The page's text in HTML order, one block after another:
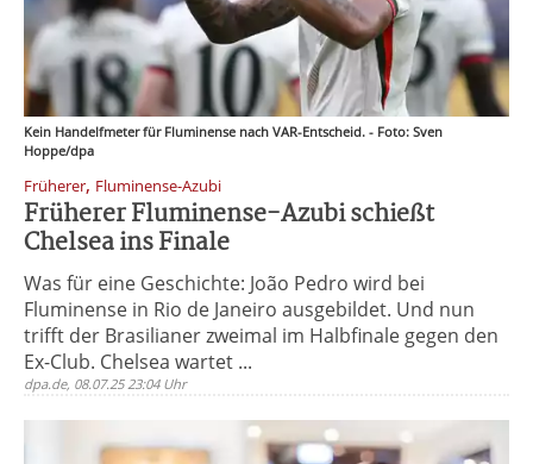
Kein Handelfmeter für Fluminense nach VAR-Entscheid. - Foto: Sven
Hoppe/dpa
Früherer, Fluminense-Azubi
Früherer Fluminense-Azubi schießt
Chelsea ins Finale
Was für eine Geschichte: João Pedro wird bei
Fluminense in Rio de Janeiro ausgebildet. Und nun
trifft der Brasilianer zweimal im Halbfinale gegen den
Ex-Club. Chelsea wartet ...
dpa.de, 08.07.25 23:04 Uhr